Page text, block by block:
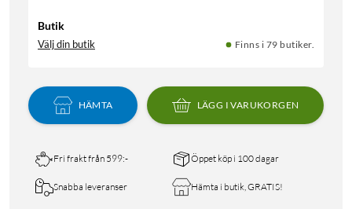
Butik
Välj din butik Finns i 79 butiker.
HÄMTA LÄGG I VARUKORGEN
Fri frakt från 599:- Öppet köp i 100 dagar
Snabba leveranser Hämta i butik, GRATIS!